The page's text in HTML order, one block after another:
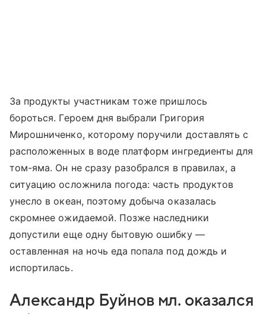
За продукты участникам тоже пришлось
бороться. Героем дня выбрали Григория
Мирошниченко, которому поручили доставлять с
расположенных в воде платформ ингредиенты для
том-яма. Он не сразу разобрался в правилах, а
ситуацию осложнила погода: часть продуктов
унесло в океан, поэтому добыча оказалась
скромнее ожидаемой. Позже наследники
допустили еще одну бытовую ошибку —
оставленная на ночь еда попала под дождь и
испортилась.
Александр Буйнов мл. оказался